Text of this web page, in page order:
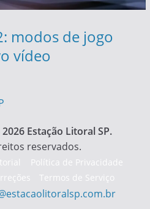
modos de jogo
vídeo
Estação Litoral SP.
reservados.
Política de Privacidade
Termos de Serviço